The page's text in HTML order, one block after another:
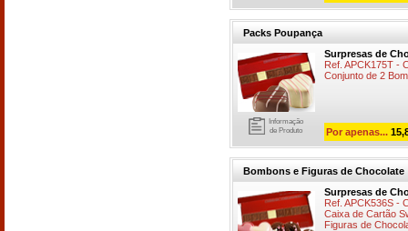
Packs Poupança
Informação
de Produto
Surpresas de
Ref. APCK175T -
Conjunto de 2
Por apenas...
Bombons e Figuras de Chocolate
Surpresas de
Ref. APCK536S -
Caixa de Cartão
Figuras de